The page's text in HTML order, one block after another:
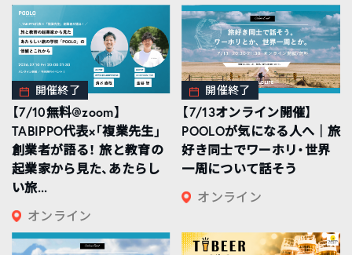
開催終了
【7/10無料@zoom】
TABIPPO代表×「複業先生」
創業者が語る！ 旅と教育の
起業家から見た、あたらし
い旅...
オンライン
開催終了
【7/13オンライン開催】
POOLOが気になる人へ｜旅
好き同士でワーホリ・世界
一周について話そう
オンライン